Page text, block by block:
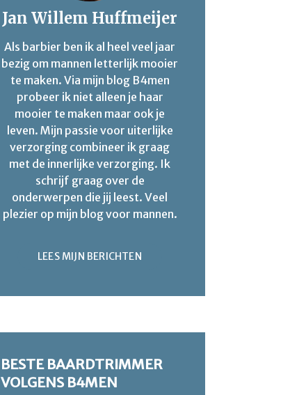
Jan Willem Huffmeijer
Als barbier ben ik al heel veel jaar
bezig om mannen letterlijk mooier
te maken. Via mijn blog B4men
probeer ik niet alleen je haar
mooier te maken maar ook je
leven. Mijn passie voor uiterlijke
verzorging combineer ik graag
met de innerlijke verzorging. Ik
schrijf graag over de
onderwerpen die jij leest. Veel
plezier op mijn blog voor mannen.
LEES MIJN BERICHTEN
BESTE BAARDTRIMMER
VOLGENS B4MEN